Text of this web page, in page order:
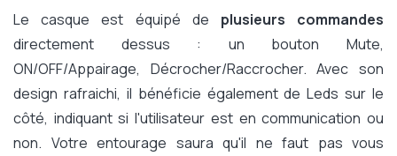
Le casque est équipé de plusieurs commandes
directement dessus : un bouton Mute,
ON/OFF/Appairage, Décrocher/Raccrocher. Avec son
design rafraichi, il bénéficie également de Leds sur le
côté, indiquant si l'utilisateur est en communication ou
non. Votre entourage saura qu'il ne faut pas vous